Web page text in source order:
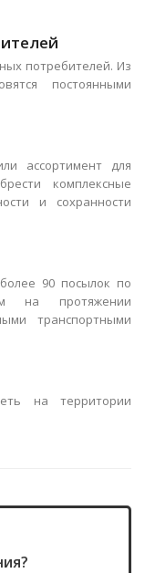
потребителей. Из
постоянными
ассортимент для
комплексные
и сохранности
90 посылок по
на протяжении
транспортными
на территории